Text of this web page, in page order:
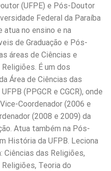
(UFPE) e Pós-Doutor
Federal da Paraíba
atua no ensino e na
de Graduação e Pós-
áreas de Ciências e
É um dos
Área de Ciências das
(PPGCR e CGCR), onde
Coordenador (2006 e
(2008 e 2009) da
Atua também na Pós-
História da UFPB. Leciona
Ciências das Religiões,
Teoria do